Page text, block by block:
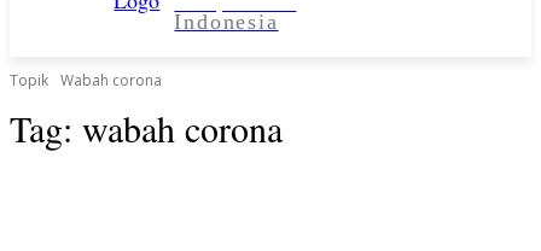
Indonesia
Topik Wabah corona
Tag: wabah corona